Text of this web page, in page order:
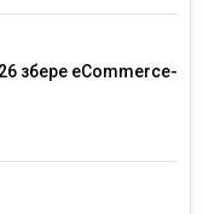
збере eCommerce-